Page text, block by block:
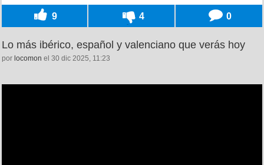
9 4 0
Lo más ibérico, español y valenciano que verás hoy
por locomon el 30 dic 2025, 11:23